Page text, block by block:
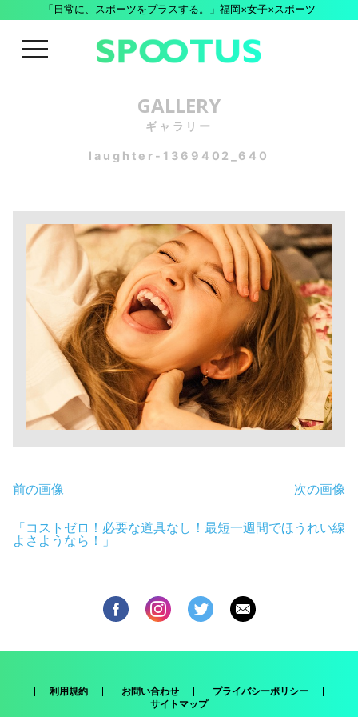
「日常に、スポーツをプラスする。」福岡×女子×スポーツ
menu
GALLERY
ギャラリー
laughter-1369402_640
前の画像 次の画像
「コストゼロ！必要な道具なし！最短一週間でほうれい線
よさようなら！」
利用規約 お問い合わせ
プライバシーポリシー
サイトマップ